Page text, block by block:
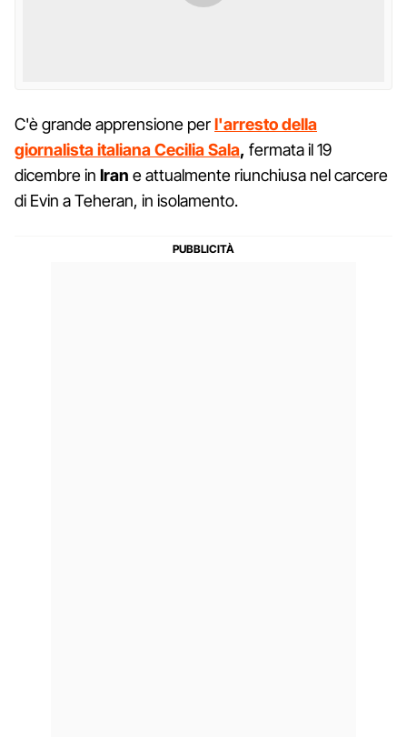
C'è grande apprensione perl'arresto della
giornalista italiana Cecilia Sala, fermata il 19
dicembre in Iran e attualmente riunchiusa nel carcere
di Evin a Teheran, in isolamento.